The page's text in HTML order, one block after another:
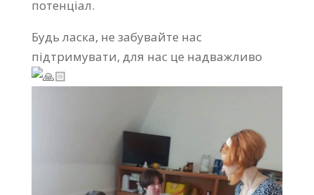
потенціал.
Будь ласка, не забувайте нас
підтримувати, для нас це надважливо